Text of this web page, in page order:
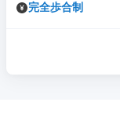
完全歩合制